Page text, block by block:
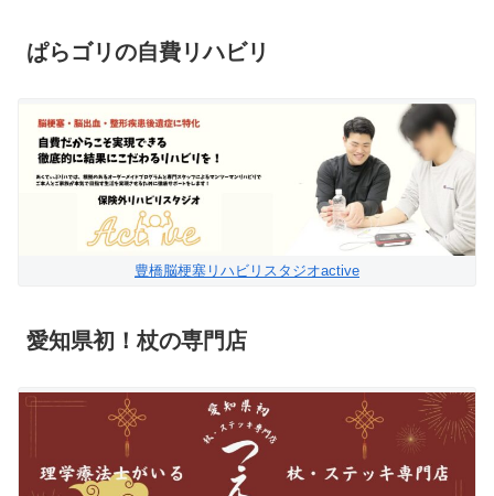
ぱらゴリの自費リハビリ
豊橋脳梗塞リハビリスタジオactive
愛知県初！杖の専門店